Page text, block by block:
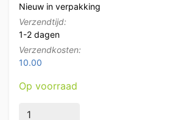
Nieuw in verpakking
Verzendtijd:
1-2 dagen
Verzendkosten:
10.00
Op voorraad
RVS Bakplaat Grillplaat 36 cm